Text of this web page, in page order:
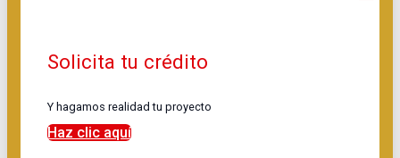
Solicita tu crédito
Y hagamos realidad tu proyecto
Haz clic aquí